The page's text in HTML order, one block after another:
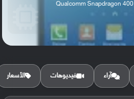
Qualcomm Snapdragon 400
الرام / التخزين:
آراء فيديوهات الأسعار